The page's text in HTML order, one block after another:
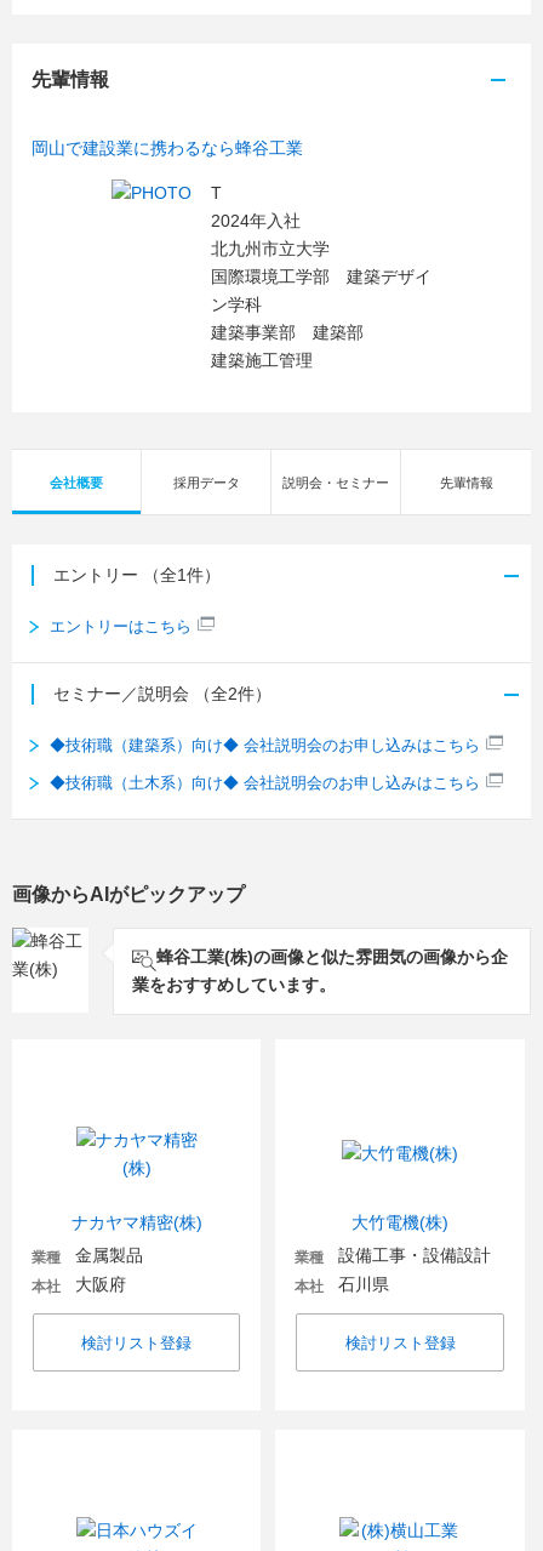
先輩情報
岡山で建設業に携わるなら蜂谷工業
T
2024年入社
北九州市立大学
国際環境工学部 建築デザイ
ン学科
建築事業部 建築部
建築施工管理
会社概要 採用データ 説明会・セミナー 先輩情報
エントリー （全1件）
エントリーはこちら
セミナー／説明会 （全2件）
◆技術職（建築系）向け◆ 会社説明会のお申し込みはこちら
◆技術職（土木系）向け◆ 会社説明会のお申し込みはこちら
画像からAIがピックアップ
蜂谷工業(株)の画像と似た雰囲気の画像から企
業をおすすめしています。
ナカヤマ精密(株)
業種 金属製品
本社 大阪府
検討リスト登録
大竹電機(株)
業種 設備工事・設備設計
本社 石川県
検討リスト登録